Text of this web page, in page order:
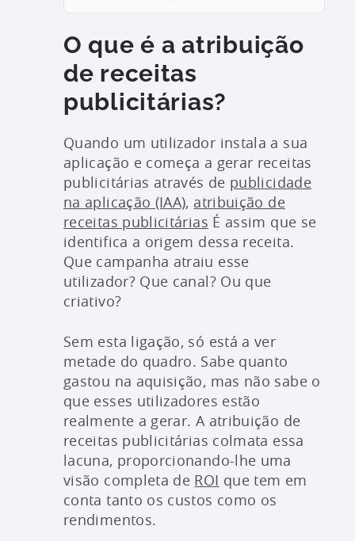
O que é a atribuição
de receitas
publicitárias?
Quando um utilizador instala a sua
aplicação e começa a gerar receitas
publicitárias através de publicidade
na aplicação (IAA), atribuição de
receitas publicitárias É assim que se
identifica a origem dessa receita.
Que campanha atraiu esse
utilizador? Que canal? Ou que
criativo?
Sem esta ligação, só está a ver
metade do quadro. Sabe quanto
gastou na aquisição, mas não sabe o
que esses utilizadores estão
realmente a gerar. A atribuição de
receitas publicitárias colmata essa
lacuna, proporcionando-lhe uma
visão completa de ROI que tem em
conta tanto os custos como os
rendimentos.